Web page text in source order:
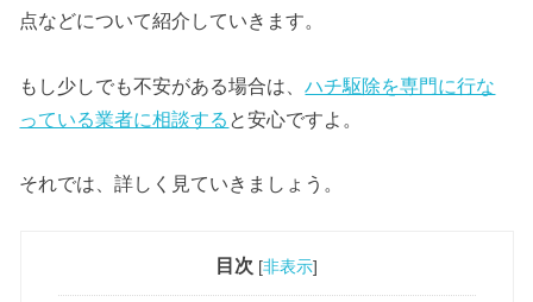
点などについて紹介していきます。
もし少しでも不安がある場合は、 ハチ駆除を専門に行な
っている業者に相談する と安心ですよ。
それでは、詳しく見ていきましょう。
目次 [非表示]